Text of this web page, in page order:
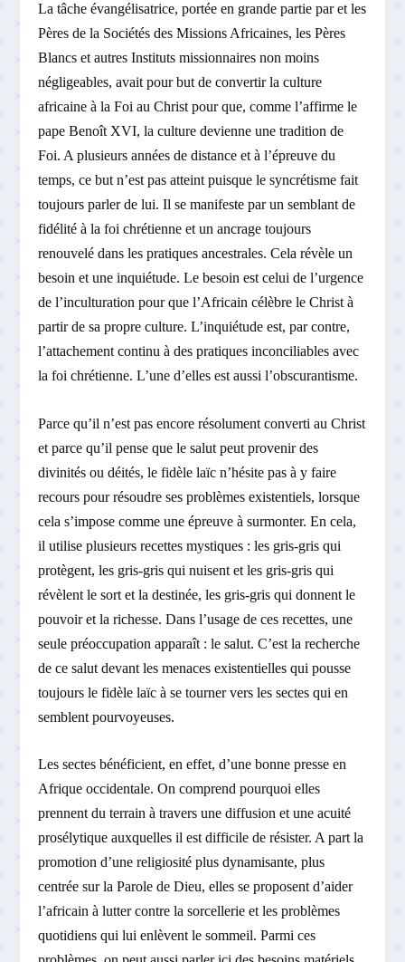
La tâche évangélisatrice, portée en grande partie par et les
Pères de la Sociétés des Missions Africaines, les Pères
Blancs et autres Instituts missionnaires non moins
négligeables, avait pour but de convertir la culture
africaine à la Foi au Christ pour que, comme l’affirme le
pape Benoît XVI, la culture devienne une tradition de
Foi. A plusieurs années de distance et à l’épreuve du
temps, ce but n’est pas atteint puisque le syncrétisme fait
toujours parler de lui. Il se manifeste par un semblant de
fidélité à la foi chrétienne et un ancrage toujours
renouvelé dans les pratiques ancestrales. Cela révèle un
besoin et une inquiétude. Le besoin est celui de l’urgence
de l’inculturation pour que l’Africain célèbre le Christ à
partir de sa propre culture. L’inquiétude est, par contre,
l’attachement continu à des pratiques inconciliables avec
la foi chrétienne. L’une d’elles est aussi l’obscurantisme.
Parce qu’il n’est pas encore résolument converti au Christ
et parce qu’il pense que le salut peut provenir des
divinités ou déités, le fidèle laïc n’hésite pas à y faire
recours pour résoudre ses problèmes existentiels, lorsque
cela s’impose comme une épreuve à surmonter. En cela,
il utilise plusieurs recettes mystiques : les gris-gris qui
protègent, les gris-gris qui nuisent et les gris-gris qui
révèlent le sort et la destinée, les gris-gris qui donnent le
pouvoir et la richesse. Dans l’usage de ces recettes, une
seule préoccupation apparaît : le salut. C’est la recherche
de ce salut devant les menaces existentielles qui pousse
toujours le fidèle laïc à se tourner vers les sectes qui en
semblent pourvoyeuses.
Les sectes bénéficient, en effet, d’une bonne presse en
Afrique occidentale. On comprend pourquoi elles
prennent du terrain à travers une diffusion et une acuité
prosélytique auxquelles il est difficile de résister. A part la
promotion d’une religiosité plus dynamisante, plus
centrée sur la Parole de Dieu, elles se proposent d’aider
l’africain à lutter contre la sorcellerie et les problèmes
quotidiens qui lui enlèvent le sommeil. Parmi ces